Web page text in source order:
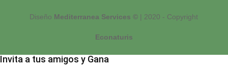
Diseño Mediterranea Services © | 2020 - Copyright
Econaturis
Invita a tus amigos y Gana